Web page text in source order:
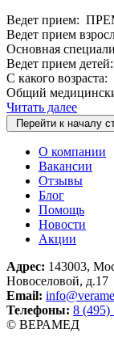
Ведет прием:
Ведет прием
Основная
Ведет прием
С какого возраста:
Общий
Читать далее
Перейти к началу
О компании
Вакансии
Отзывы
Блог
Помощь
Новости
Акции
Адрес: 143003,
Новоселовой, д.17
Email:
Телефоны: 8 (495)
© ВЕРАМЕД